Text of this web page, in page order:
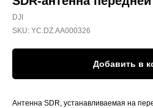
DJI
SKU: YC.DZ.AA000326
Добавить в
Антенна SDR, устанавливаемая на